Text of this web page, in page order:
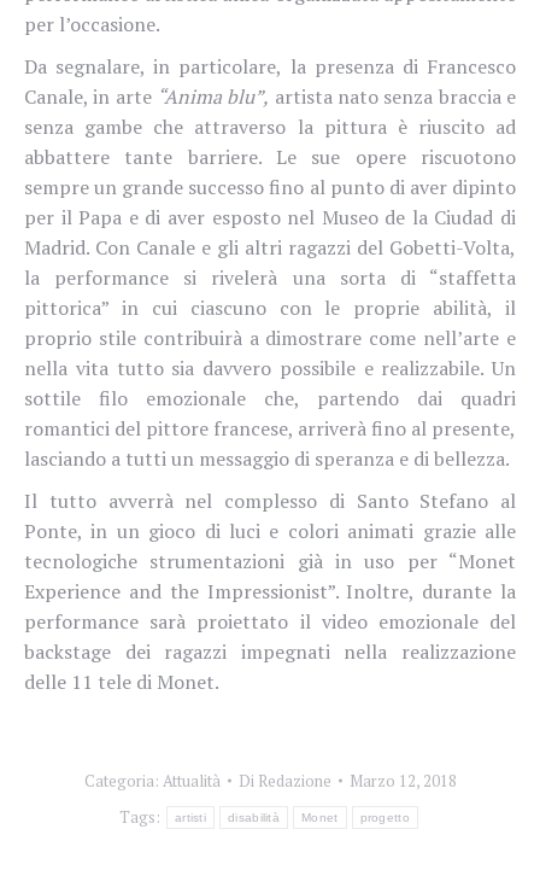
per l’occasione.
Da segnalare, in particolare, la presenza di Francesco
Canale, in arte “Anima blu”, artista nato senza braccia e
senza gambe che attraverso la pittura è riuscito ad
abbattere tante barriere. Le sue opere riscuotono
sempre un grande successo fino al punto di aver dipinto
per il Papa e di aver esposto nel Museo de la Ciudad di
Madrid. Con Canale e gli altri ragazzi del Gobetti-Volta,
la performance si rivelerà una sorta di “staffetta
pittorica” in cui ciascuno con le proprie abilità, il
proprio stile contribuirà a dimostrare come nell’arte e
nella vita tutto sia davvero possibile e realizzabile. Un
sottile filo emozionale che, partendo dai quadri
romantici del pittore francese, arriverà fino al presente,
lasciando a tutti un messaggio di speranza e di bellezza.
Il tutto avverrà nel complesso di Santo Stefano al
Ponte, in un gioco di luci e colori animati grazie alle
tecnologiche strumentazioni già in uso per “Monet
Experience and the Impressionist”. Inoltre, durante la
performance sarà proiettato il video emozionale del
backstage dei ragazzi impegnati nella realizzazione
delle 11 tele di Monet.
Categoria: Attualità Di Redazione
Marzo 12, 2018
Tags:
artisti disabilità Monet progetto